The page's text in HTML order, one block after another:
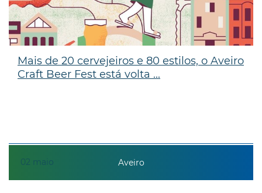
02 maio
Mais de 20 cervejeiros e 80 estilos, o Aveiro
Craft Beer Fest está volta ...
Aveiro